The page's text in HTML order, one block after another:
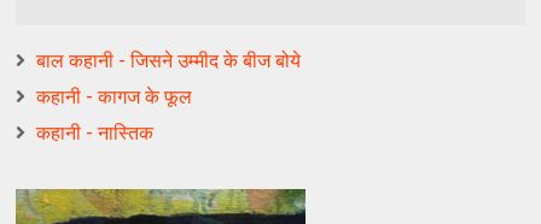
बाल कहानी - जिसने उम्मीद के बीज बोये
कहानी - कागज के फूल
कहानी - नास्तिक